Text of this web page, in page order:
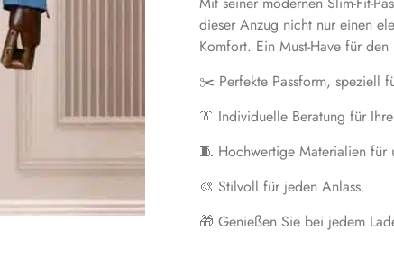
dieser Anzug nicht nur einen
Komfort. Ein Must-Have für
✂️ Perfekte Passform, speziell
👔 Individuelle Beratung für
🧵 Hochwertige Materialien für
🎨 Stilvoll für jeden Anlass.
🎁 Genießen Sie bei jedem